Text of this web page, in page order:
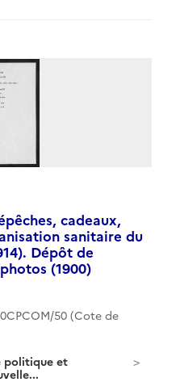
cadeaux,
sanitaire du
Dépôt de
(1900)
50 (Cote de
politique et